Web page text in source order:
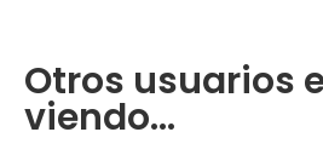
Otros usuarios
viendo...